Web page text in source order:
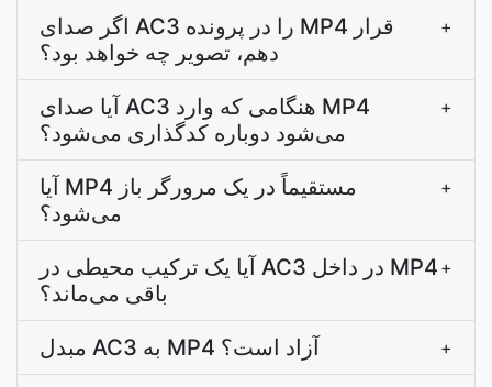
اگر صدای AC3 را در پرونده MP4 قرار
دهم، تصویر چه خواهد بود؟
+
آیا صدای AC3 هنگامی که وارد MP4
می‌شود دوباره کدگذاری می‌شود؟
+
آیا MP4 مستقیماً در یک مرورگر باز
می‌شود؟
+
آیا یک ترکیب محیطی در AC3 در داخل MP4
باقی می‌ماند؟
+
مبدل AC3 به MP4 آزاد است؟ +